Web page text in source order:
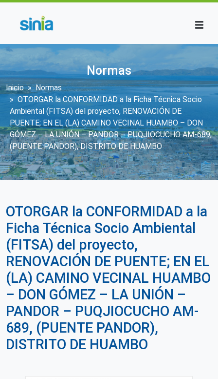
Normas
Sobrescribir enlaces de ayuda a la
Inicio
Normas
OTORGAR la CONFORMIDAD a la Ficha Técnica Socio
Ambiental (FITSA) del proyecto, RENOVACIÓN DE
PUENTE; EN EL (LA) CAMINO VECINAL HUAMBO – DON
GÓMEZ – LA UNIÓN – PANDOR – PUQJIOCUCHO AM-689,
(PUENTE PANDOR), DISTRITO DE HUAMBO
OTORGAR la CONFORMIDAD a la
Ficha Técnica Socio Ambiental
(FITSA) del proyecto,
RENOVACIÓN DE PUENTE; EN EL
(LA) CAMINO VECINAL HUAMBO
– DON GÓMEZ – LA UNIÓN –
PANDOR – PUQJIOCUCHO AM-
689, (PUENTE PANDOR),
DISTRITO DE HUAMBO